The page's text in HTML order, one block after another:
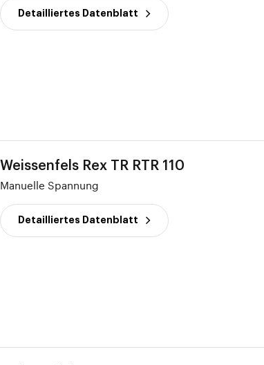
Detailliertes Datenblatt
Weissenfels Rex TR RTR 110
Manuelle Spannung
Detailliertes Datenblatt